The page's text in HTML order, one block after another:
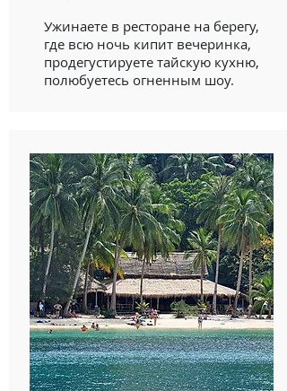
Ужинаете в ресторане на берегу,
где всю ночь кипит вечеринка,
продегустируете тайскую кухню,
полюбуетесь огненным шоу.